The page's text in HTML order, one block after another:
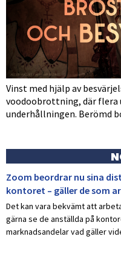
Vinst med hjälp av
voodoobrottning, där flera
underhållningen. Berömd
Zoom beordrar nu sina
kontoret – gäller de som
Det kan vara bekvämt att
gärna se de anställda på
marknadsandelar vad gäller